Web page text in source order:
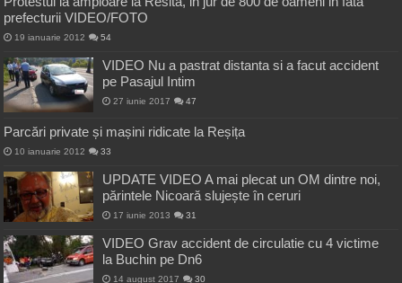
prefecturii VIDEO/FOTO
19 ianuarie 2012 54
VIDEO Nu a pastrat distanta si a facut accident
pe Pasajul Intim
27 iunie 2017 47
Parcări private și mașini ridicate la Reșița
10 ianuarie 2012 33
UPDATE VIDEO A mai plecat un OM dintre noi,
părintele Nicoară slujește în ceruri
17 iunie 2013 31
VIDEO Grav accident de circulatie cu 4 victime
la Buchin pe Dn6
14 august 2017 30